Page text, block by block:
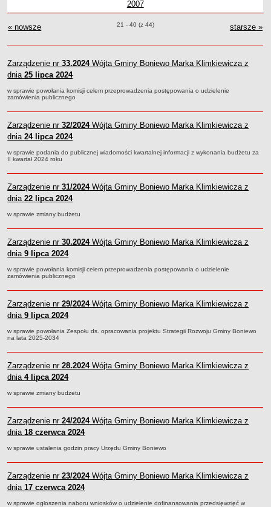
Zabytki Gminy
Plan Zagospodarowania Przestrzennego
Plan ogólny Gminy Boniewo
Miejscowy Plan Zagospodarowania Przestrzennego wybranych
terenów Gminy Boniewo
System Informacji Przestrzennej e-mapa
petycje
pomoc prawna
Punkt potwierdzania profilu zaufanego
Infromacje w zakresie preferencyjnego paliwa stałego
ocena jakości wody
Urząd gminy
Wójt
Jednostki organizacyjne
Gminne Instytucje Kultury
Nabór pracowników na stanowiska pracy
Deklaracja dostępności strony internetowej Urzędu Gminy Boniewo
RODO
REJESTRY
Rejestry i ewidencje
Rejestr działalności regulowanej
Ewidencja udzielonych i cofniętych zezwoleń na prowadzenie
Zbiorowego Zaopatrzenia w Wodę i Zbiorowego Odprowadzania
Ścieków
Rejestr Instytucji Kultury
Zestawienie przedsiębiorców w zakresie opróżniania zbiorników
bezodpływowych lub osadników
AKTUALNOŚCI GMINY BONIEWO
FINANSE GMINY
Marek
Klimkiewicz
Marek
Klimkiewicz
2007
Klimkiewicz
« nowsze zarządzenia Wójta Gminy Boniewo Marek Klimkiewicz
Zarządzenia o pozycjach
21 - 40 (z 44) starsze »
Zarządzenie nr33.2024Wójta Gminy Boniewo Marka Klimkiewicza z
dnia25 lipca 2024
w sprawie powołania komisji celem przeprowadzenia postępowania o udzielenie
zamówienia publicznego
Zarządzenie nr32/2024Wójta Gminy Boniewo Marka Klimkiewicza z
dnia24 lipca 2024
w sprawie podania do publicznej wiadomości kwartalnej informacji z wykonania budżetu za
II kwartał 2024 roku
Zarządzenie nr31/2024Wójta Gminy Boniewo Marka Klimkiewicza z
dnia22 lipca 2024
w sprawie zmiany budżetu
Zarządzenie nr30.2024Wójta Gminy Boniewo Marka Klimkiewicza z
dnia9 lipca 2024
w sprawie powołania komisji celem przeprowadzenia postępowania o udzielenie
zamówienia publicznego
Zarządzenie nr29/2024Wójta Gminy Boniewo Marka Klimkiewicza z
dnia9 lipca 2024
w sprawie powołania Zespołu ds. opracowania projektu Strategii Rozwoju Gminy Boniewo
na lata 2025-2034
Zarządzenie nr28.2024Wójta Gminy Boniewo Marka Klimkiewicza z
dnia4 lipca 2024
w sprawie zmiany budżetu
Zarządzenie nr24/2024Wójta Gminy Boniewo Marka Klimkiewicza z
dnia18 czerwca 2024
w sprawie ustalenia godzin pracy Urzędu Gminy Boniewo
Zarządzenie nr23/2024Wójta Gminy Boniewo Marka Klimkiewicza z
dnia17 czerwca 2024
w sprawie ogłoszenia naboru wniosków o udzielenie dofinansowania przedsięwzięć w